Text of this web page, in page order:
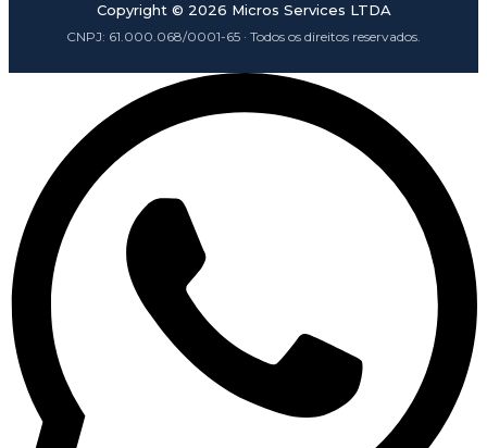
Copyright © 2026 Micros Services LTDA
CNPJ: 61.000.068/0001-65 · Todos os direitos reservados.